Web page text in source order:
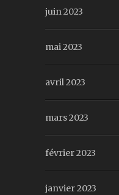
juin 2023
mai 2023
avril 2023
mars 2023
février 2023
janvier 2023